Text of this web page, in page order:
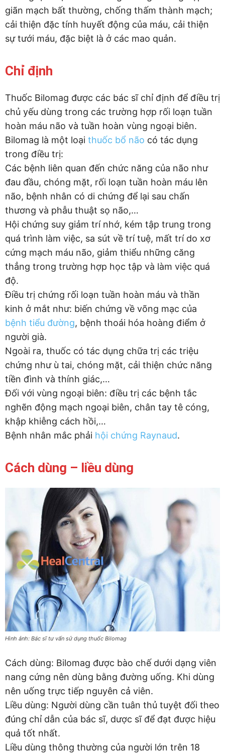
giãn mạch bất thường, chống thấm thành mạch;
cải thiện đặc tính huyết động của máu, cải thiện
sự tưới máu, đặc biệt là ở các mao quản.
Chỉ định
Thuốc Bilomag được các bác sĩ chỉ định để điều trị
chủ yếu dùng trong các trường hợp rối loạn tuần
hoàn máu não và tuần hoàn vùng ngoại biên.
Bilomag là một loại thuốc bổ não có tác dụng
trong điều trị:
Các bệnh liên quan đến chức năng của não như
đau đầu, chóng mặt, rối loạn tuần hoàn máu lên
não, bệnh nhân có di chứng để lại sau chấn
thương và phẫu thuật sọ não,…
Hội chứng suy giảm trí nhớ, kém tập trung trong
quá trình làm việc, sa sút về trí tuệ, mất trí do xơ
cứng mạch máu não, giảm thiểu những căng
thẳng trong trường hợp học tập và làm việc quá
độ.
Điều trị chứng rối loạn tuần hoàn máu và thần
kinh ở mắt như: biến chứng về võng mạc của
bệnh tiểu đường, bệnh thoái hóa hoàng điểm ở
người già.
Ngoài ra, thuốc có tác dụng chữa trị các triệu
chứng như ù tai, chóng mặt, cải thiện chức năng
tiền đình và thính giác,…
Đối với vùng ngoại biên: điều trị các bệnh tắc
nghẽn động mạch ngoại biên, chân tay tê cóng,
khập khiễng cách hồi,…
Bệnh nhân mắc phải hội chứng Raynaud.
Cách dùng – liều dùng
Hình ảnh: Bác sĩ tư vấn sử dụng thuốc Bilomag
Cách dùng: Bilomag được bào chế dưới dạng viên
nang cứng nên dùng bằng đường uống. Khi dùng
nên uống trực tiếp nguyên cả viên.
Liều dùng: Người dùng cần tuân thủ tuyệt đối theo
đúng chỉ dẫn của bác sĩ, dược sĩ để đạt được hiệu
quả tốt nhất.
Liều dùng thông thường của người lớn trên 18